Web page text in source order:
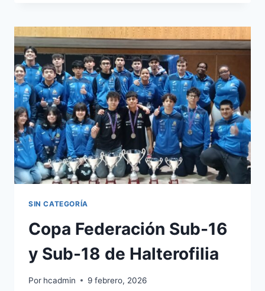
LARRAMENDI,
CAMPEONES
EN
LA
COPA
SOROKSAR
DE
HALTEROFILIA
SIN CATEGORÍA
Copa Federación Sub-16
y Sub-18 de Halterofilia
Por hcadmin 9 febrero, 2026